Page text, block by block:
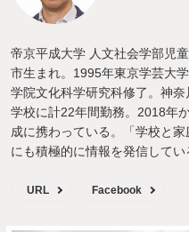
帝京平成大学 人文社会学部児
市生まれ。1995年東京学芸大
学院文化科学研究科修了。神
学校に計22年間勤務。2018年
成に携わっている。「学校と
にも積極的に情報を発信してい
URL Facebook